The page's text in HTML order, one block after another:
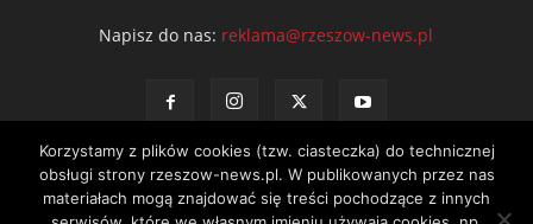
Napisz do nas: reklama@rzeszow-news.pl
Korzystamy z plików cookies (tzw. ciasteczka) do technicznej
obsługi strony rzeszow-news.pl. W publikowanych przez nas
materiałach mogą znajdować się treści pochodzące z innych